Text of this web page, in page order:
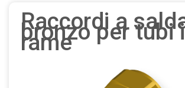
Raccordi a
bronzo per tubi
rame